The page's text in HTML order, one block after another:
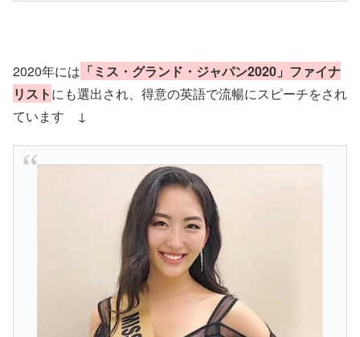
2020年には 「ミス・グランド・ジャパン2020」ファイナ
リストにも選出され、得意の英語で流暢にスピーチをされ
ています ↓